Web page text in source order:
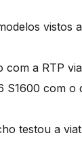
vistos
com a RTP
S1600 com o
testou a